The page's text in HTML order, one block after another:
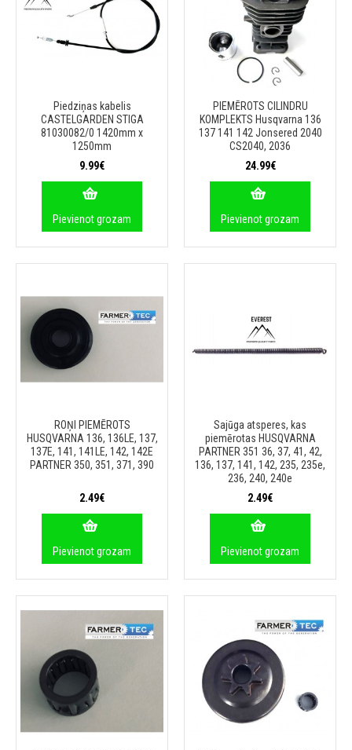
Piedziņas kabelis
CASTELGARDEN STIGA
81030082/0 1420mm x
1250mm
9.99€
Pievienot grozam
PIEMĒROTS CILINDRU
KOMPLEKTS Husqvarna 136
137 141 142 Jonsered 2040
CS2040, 2036
24.99€
Pievienot grozam
ROŅI PIEMĒROTS
HUSQVARNA 136, 136LE, 137,
137E, 141, 141LE, 142, 142E
PARTNER 350, 351, 371, 390
2.49€
Pievienot grozam
Sajūga atsperes, kas
piemērotas HUSQVARNA
PARTNER 351 36, 37, 41, 42,
136, 137, 141, 142, 235, 235e,
236, 240, 240e
2.49€
Pievienot grozam